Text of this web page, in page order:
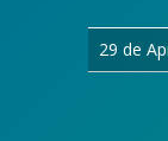
29 de